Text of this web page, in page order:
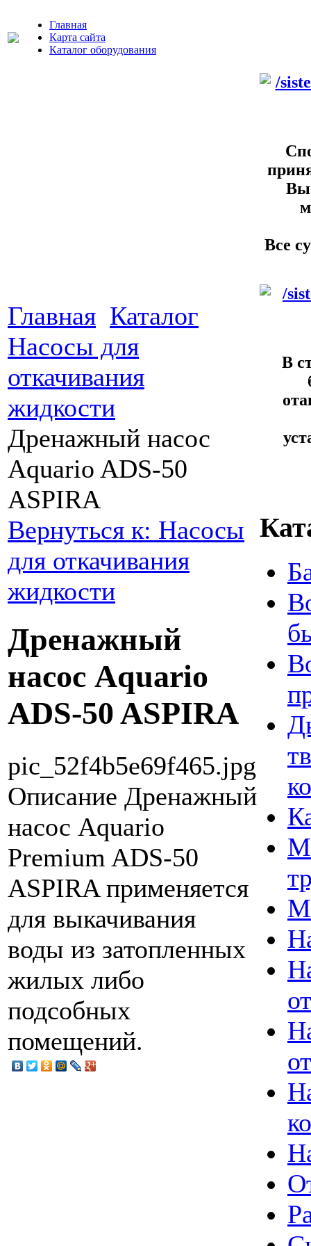
Главная
Карта сайта
Каталог оборудования
Главная Каталог
Насосы для
откачивания
жидкости
Дренажный насос
Aquario ADS-50
ASPIRA
Вернуться к: Насосы
для откачивания
жидкости
Дренажный
насос Aquario
ADS-50 ASPIRA
pic_52f4b5e69f465.jpg
Описание Дренажный
насос Aquario
Premium ADS-50
ASPIRA применяется
для выкачивания
воды из затопленных
жилых либо
подсобных
помещений.
Все
В